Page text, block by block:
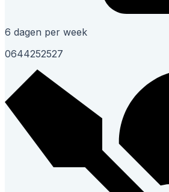
6 dagen per week
0644252527